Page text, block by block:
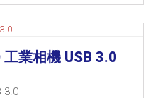
業相機 USB 3.0
3.0